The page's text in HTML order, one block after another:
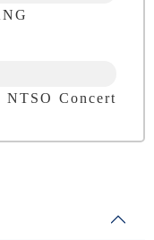
Concert